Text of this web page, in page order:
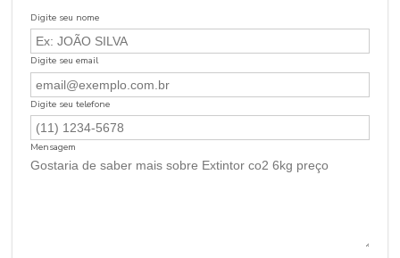
Digite seu nome
Digite seu email
Digite seu telefone
Mensagem